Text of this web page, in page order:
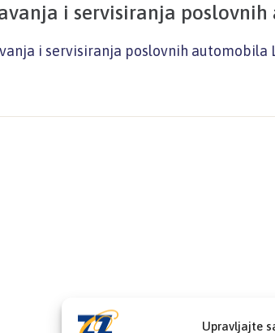
Upravljajte
i servisiranja
i servisiranja poslovnih automobila